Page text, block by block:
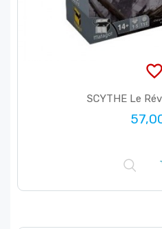
favorite_border
SCYTHE Le